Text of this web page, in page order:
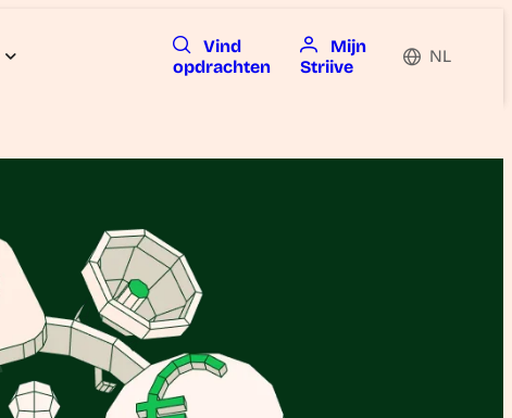
Vind
opdrachten
Mijn
Striive
NL